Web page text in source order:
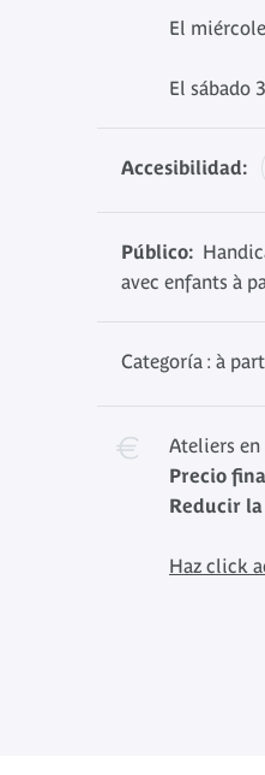
El
El sábado
Accesibilidad:
Público:
avec enfants à
Categoría : à
Ateliers
Precio
Reducir la
Haz click